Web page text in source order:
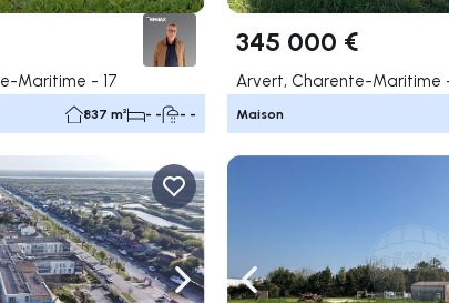
Maritime - 17
837 m² - - - -
345 000 €
Arvert, Charente-Maritime
Maison
Naviguer vers la droite
Naviguer vers la gauche